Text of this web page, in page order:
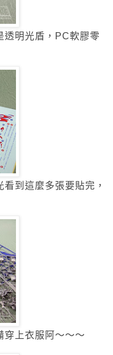
透明光盾，PC軟膠零
到這麼多張要貼完，
上衣服阿～～～